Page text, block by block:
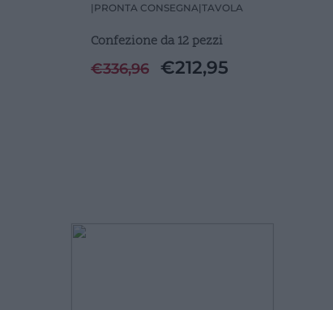
| PRONTA CONSEGNA|TAVOLA
Confezione da 12 pezzi
€336,96 €212,95